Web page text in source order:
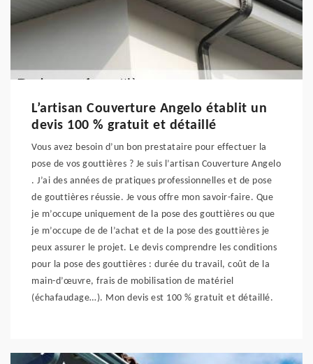
L’artisan Couverture Angelo établit un
devis 100 % gratuit et détaillé
Vous avez besoin d’un bon prestataire pour effectuer la
pose de vos gouttières ? Je suis l’artisan Couverture Angelo
. J’ai des années de pratiques professionnelles et de pose
de gouttières réussie. Je vous offre mon savoir-faire. Que
je m’occupe uniquement de la pose des gouttières ou que
je m’occupe de de l’achat et de la pose des gouttières je
peux assurer le projet. Le devis comprendre les conditions
pour la pose des gouttières : durée du travail, coût de la
main-d’œuvre, frais de mobilisation de matériel
(échafaudage…). Mon devis est 100 % gratuit et détaillé.